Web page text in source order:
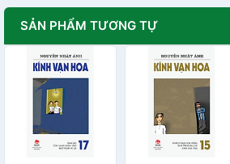
SẢN PHẨM TƯƠNG TỰ